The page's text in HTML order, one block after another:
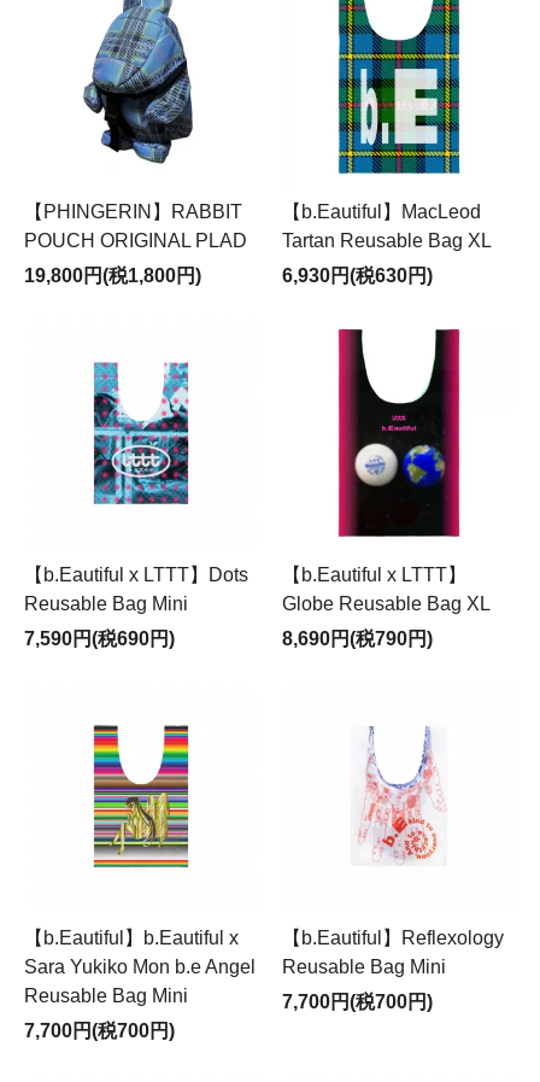
【PHINGERIN】RABBIT
POUCH ORIGINAL PLAD
19,800円(税1,800円)
【b.Eautiful】MacLeod
Tartan Reusable Bag XL
6,930円(税630円)
【b.Eautiful x LTTT】Dots
Reusable Bag Mini
7,590円(税690円)
【b.Eautiful x LTTT】
Globe Reusable Bag XL
8,690円(税790円)
【b.Eautiful】b.Eautiful x
Sara Yukiko Mon b.e Angel
Reusable Bag Mini
7,700円(税700円)
【b.Eautiful】Reflexology
Reusable Bag Mini
7,700円(税700円)